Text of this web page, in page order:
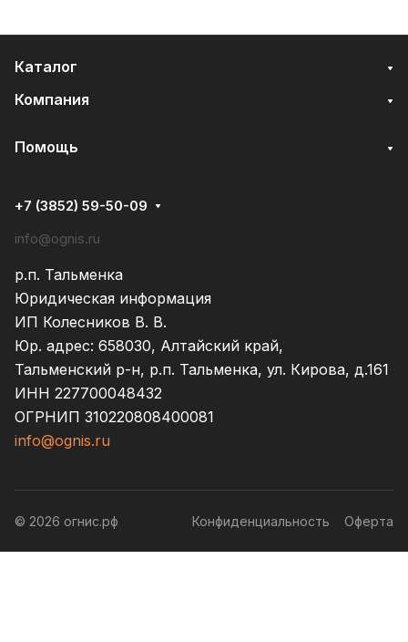
Каталог
Компания
Помощь
+7 (3852) 59-50-09
info@ognis.ru
р.п. Тальменка
Юридическая информация
ИП Колесников В. В.
Юр. адрес: 658030, Алтайский край,
Тальменский р-н, р.п. Тальменка, ул. Кирова, д.161
ИНН 227700048432
ОГРНИП 310220808400081
info@ognis.ru
© 2026 огнис.рф Конфиденциальность Оферта